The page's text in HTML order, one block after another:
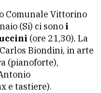
Comunale Vittorino
(Si) ci sono i
(ore 21,30). La
Biondini, in arte
(pianoforte),
e tastiere).